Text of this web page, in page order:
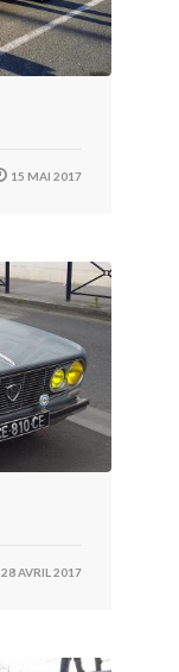
15 MAI 2017
28 AVRIL 2017